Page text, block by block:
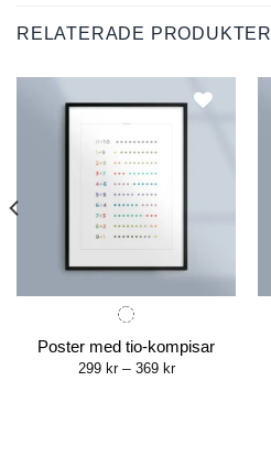
RELATERADE PRODUKTER
Poster med tio-kompisar
299 kr – 369 krPrice